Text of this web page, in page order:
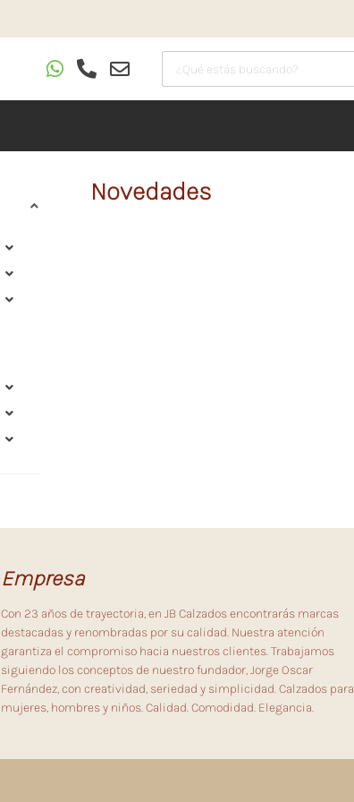
Novedades
Empresa
Con 23 años de trayectoria, en JB Calzados encontrarás marcas
destacadas y renombradas por su calidad. Nuestra atención
garantiza el compromiso hacia nuestros clientes. Trabajamos
siguiendo los conceptos de nuestro fundador, Jorge Oscar
Fernández, con creatividad, seriedad y simplicidad. Calzados para
mujeres, hombres y niños. Calidad. Comodidad. Elegancia.